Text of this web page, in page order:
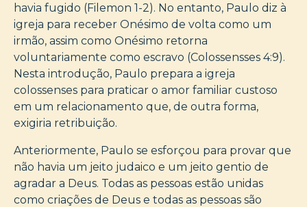
havia fugido (Filemon 1-2). No entanto, Paulo diz à
igreja para receber Onésimo de volta como um
irmão, assim como Onésimo retorna
voluntariamente como escravo (Colossensses 4:9).
Nesta introdução, Paulo prepara a igreja
colossenses para praticar o amor familiar custoso
em um relacionamento que, de outra forma,
exigiria retribuição.
Anteriormente, Paulo se esforçou para provar que
não havia um jeito judaico e um jeito gentio de
agradar a Deus. Todas as pessoas estão unidas
como criações de Deus e todas as pessoas são